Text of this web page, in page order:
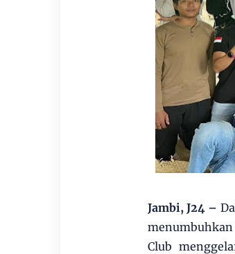
Jambi, J24 –
Club